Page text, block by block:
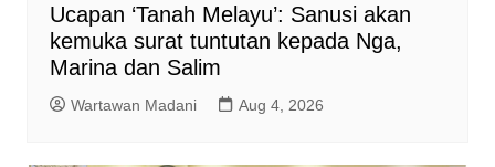
Ucapan ‘Tanah Melayu’: Sanusi akan
kemuka surat tuntutan kepada Nga,
Marina dan Salim
Wartawan Madani Aug 4, 2026